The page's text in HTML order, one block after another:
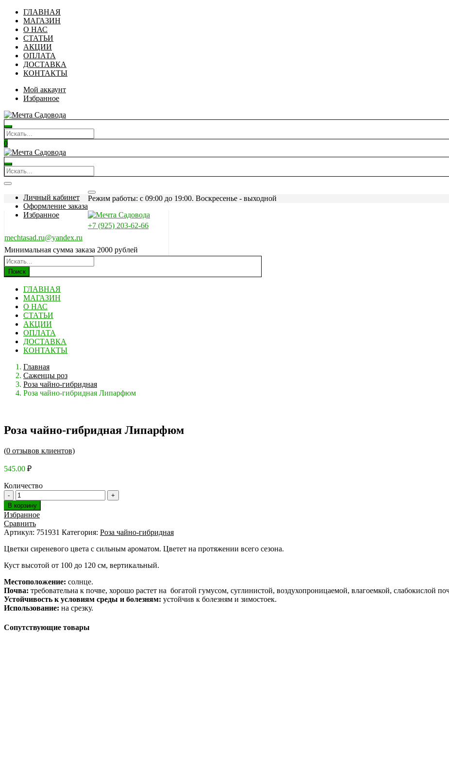
ГЛАВНАЯ
МАГАЗИН
О НАС
СТАТЬИ
АКЦИИ
ОПЛАТА
ДОСТАВКА
КОНТАКТЫ
Мой аккаунт
Избранное
0
Личный кабинет
Оформление заказа
Избранное
Режим работы: c 09:00 до 19:00. Воскресенье - выходной
+7 (925) 203-62-66
mechtasad.ru@yandex.ru
Минимальная сумма заказа 2000 рублей
Поиск
ГЛАВНАЯ
МАГАЗИН
О НАС
СТАТЬИ
АКЦИИ
ОПЛАТА
ДОСТАВКА
КОНТАКТЫ
Главная
Саженцы роз
Роза чайно-гибридная
Роза чайно-гибридная Липарфюм
Роза чайно-гибридная Липарфюм
(0 отзывов клиентов)
545.00 ₽
Количество
В корзину
Избранное
Сравнить
Артикул: 751931 Категория: Роза чайно-гибридная
Цветки сиреневого цвета с сильным ароматом. Цветет на протяжении всего сезона.
Куст высотой от 100 до 120 см, вертикальный.
Местоположение: солнце.
Почва: требовательна к почве, хорошо растет на богатой гумусом, суглинистой, воздухопроницаемой, влагоемкой, слабокислой
Устойчивость к условиям среды и болезням: устойчив к болезням и зимостоек.
Использование: на срезку.
Сопутствующие товары